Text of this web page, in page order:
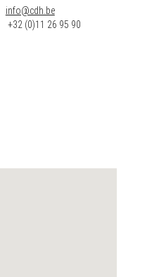
info@cdh.be
+32 (0)11 26 95 90